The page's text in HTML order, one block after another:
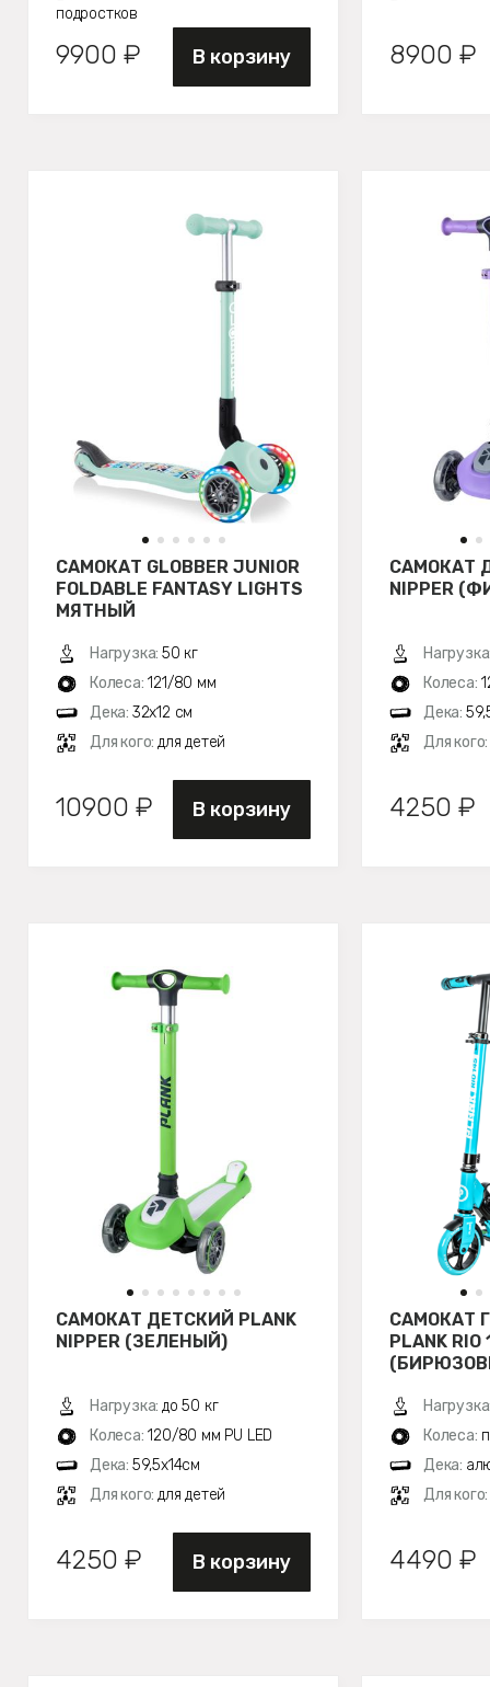
подростков
9900 ₽ В корзину 8900 ₽
САМОКАТ GLOBBER JUNIOR
FOLDABLE FANTASY LIGHTS
МЯТНЫЙ
Нагрузка: 50 кг
Колеса: 121/80 мм
Дека: 32х12 см
Для кого: для детей
10900 ₽ В корзину
САМОКАТ
NIPPER
Колеса:
Дека:
Для кого:
4250 ₽
САМОКАТ ДЕТСКИЙ PLANK
NIPPER (ЗЕЛЕНЫЙ)
Нагрузка: до 50 кг
Колеса: 120/80 мм PU LED
Дека: 59,5х14см
Для кого: для детей
4250 ₽ В корзину
САМОКАТ
PLANK RIO
Колеса:
Дека:
Для кого:
4490 ₽